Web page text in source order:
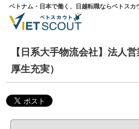
ベトナム・日本で働く、日越転職ならベトスカ
【日系大手物流会社】法人
厚生充実）